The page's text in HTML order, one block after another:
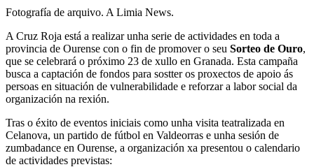
Fotografía de arquivo. A Limia News.
A Cruz Roja está a realizar unha serie de actividades en toda a
provincia de Ourense con o fin de promover o seu Sorteo de Ouro,
que se celebrará o próximo 23 de xullo en Granada. Esta campaña
busca a captación de fondos para sostter os proxectos de apoio ás
persoas en situación de vulnerabilidade e reforzar a labor social da
organización na rexión.
Tras o éxito de eventos iniciais como unha visita teatralizada en
Celanova, un partido de fútbol en Valdeorras e unha sesión de
zumbadance en Ourense, a organización xa presentou o calendario
de actividades previstas: